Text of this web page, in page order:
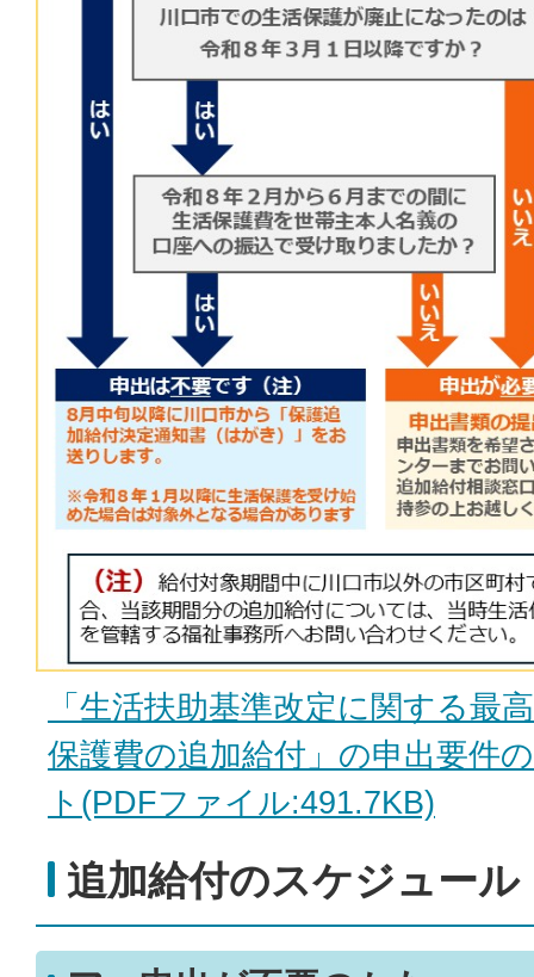
「生活扶助基準改定に関する最
保護費の追加給付」の申出要件
ト(PDFファイル:491.7KB)
追加給付のスケジュール